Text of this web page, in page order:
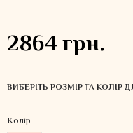
2864 грн.
ВИБЕРІТЬ РОЗМІР ТА
Колiр